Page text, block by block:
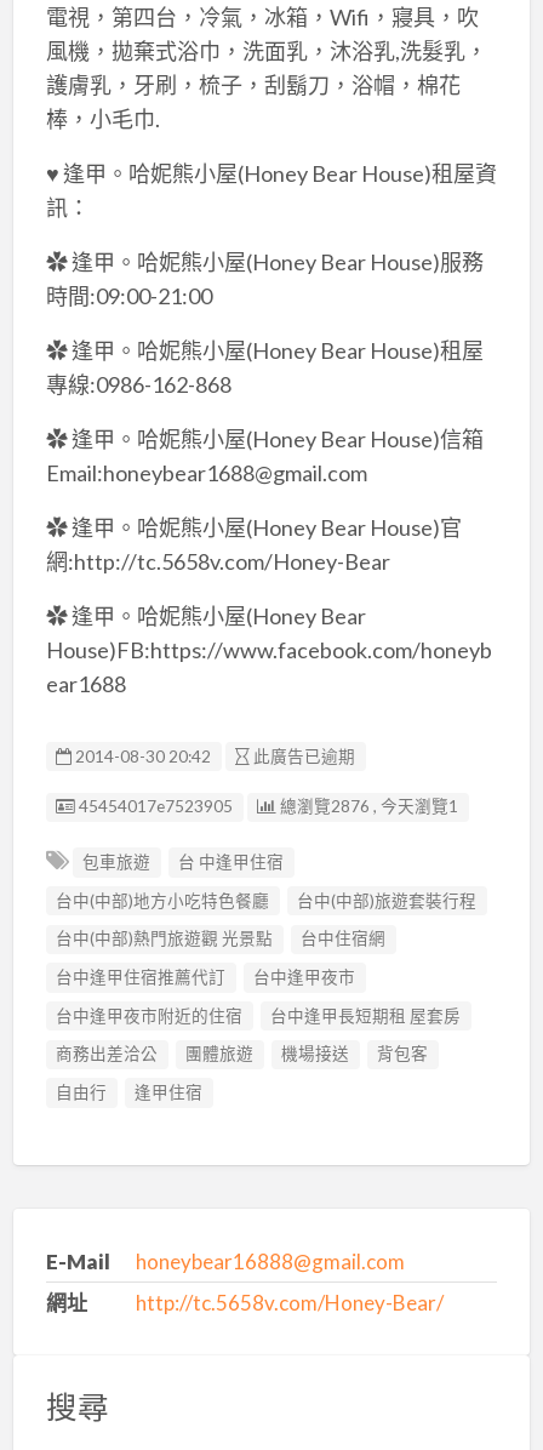
電視，第四台，冷氣，冰箱，Wifi，寢具，吹
風機，拋棄式浴巾，洗面乳，沐浴乳,洗髮乳，
護膚乳，牙刷，梳子，刮鬍刀，浴帽，棉花
棒，小毛巾.
♥ 逢甲。哈妮熊小屋(Honey Bear House)租屋資
訊：
✿ 逢甲。哈妮熊小屋(Honey Bear House)服務
時間:09:00-21:00
✿ 逢甲。哈妮熊小屋(Honey Bear House)租屋
專線:0986-162-868
✿ 逢甲。哈妮熊小屋(Honey Bear House)信箱
Email:honeybear1688@gmail.com
✿ 逢甲。哈妮熊小屋(Honey Bear House)官
網:http://tc.5658v.com/Honey-Bear
✿ 逢甲。哈妮熊小屋(Honey Bear
House)FB:https://www.facebook.com/honeyb
ear1688
2014-08-30 20:42 此廣告已逾期
廣告编號
45454017e7523905 總瀏覽2876 , 今天瀏覽1
包車旅遊
台 中逢甲住宿
台中(中部)地方小吃特色餐廳
台中(中部)旅遊套裝行程
台中(中部)熱門旅遊觀 光景點
台中住宿網
台中逢甲住宿推薦代訂
台中逢甲夜市
台中逢甲夜市附近的住宿
台中逢甲長短期租 屋套房
商務出差洽公
團體旅遊 機場接送
背包客
自由行
逢甲住宿
E-Mail
honeybear16888@gmail.com
網址
http://tc.5658v.com/Honey-Bear/
搜尋